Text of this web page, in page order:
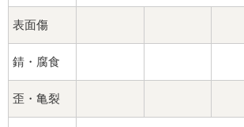
球面座ナット
ロング球面ナット
ショート球面ナット
表面傷
錆・腐食
歪・亀裂